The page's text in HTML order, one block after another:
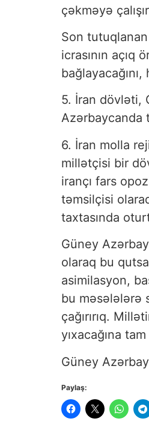
çəkməyə
Son
icrasının
5. İran dövləti,
Azərbaycanda
6. İran molla
millətçisi bir
irançı fars
təmsilçisi
taxtasında
Güney
olaraq bu
asimilasyon,
bu məsələlərə
çağırırıq.
yıxacağına tam
Güney
Paylaş: